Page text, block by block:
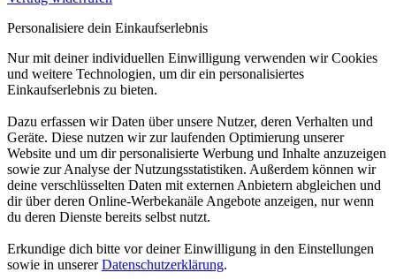
Personalisiere dein Einkaufserlebnis
Nur mit deiner individuellen Einwilligung verwenden wir Cookies
und weitere Technologien, um dir ein personalisiertes
Einkaufserlebnis zu bieten.
Dazu erfassen wir Daten über unsere Nutzer, deren Verhalten und
Geräte. Diese nutzen wir zur laufenden Optimierung unserer
Website und um dir personalisierte Werbung und Inhalte anzuzeigen
sowie zur Analyse der Nutzungsstatistiken. Außerdem können wir
deine verschlüsselten Daten mit externen Anbietern abgleichen und
dir über deren Online-Werbekanäle Angebote anzeigen, nur wenn
du deren Dienste bereits selbst nutzt.
Erkundige dich bitte vor deiner Einwilligung in den Einstellungen
sowie in unsererDatenschutzerklärung.